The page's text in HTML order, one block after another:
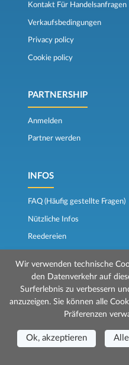
Kontakt Für Handelsanfragen
Verkaufsbedingungen
Privacy policy
Cookie policy
PARTNERSHIP
Anmelden
Partner werden
INFOS
FAQ (Häufig gestellte Fragen)
Nützliche Infos
Reedereien
FOLGEN SIE UNS
Beurteilungen
Der Fährkompass
Wir verwenden technische
den Datenverkehr auf
Surferlebnis zu verbessern
anzuzeigen. Sie können alle
Präferenzen
Ok, akzeptieren